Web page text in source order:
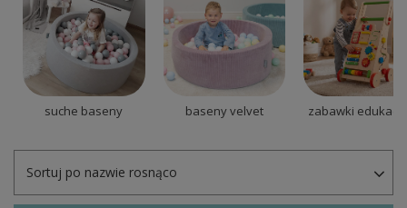
suche baseny baseny velvet zabawki
Sortuj po nazwie rosnąco